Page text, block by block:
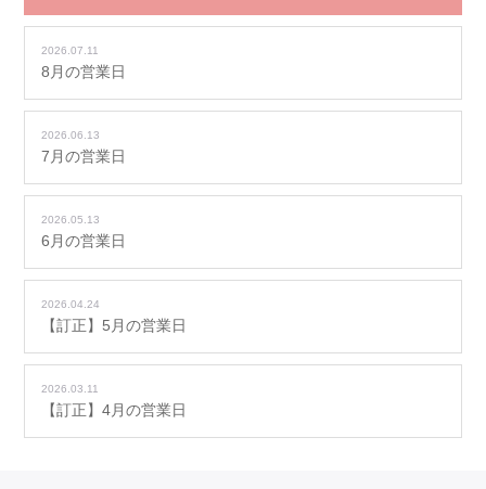
2026.07.11
8月の営業日
2026.06.13
7月の営業日
2026.05.13
6月の営業日
2026.04.24
【訂正】5月の営業日
2026.03.11
【訂正】4月の営業日